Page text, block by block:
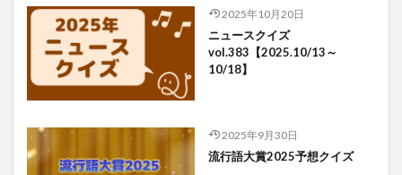
2025年10月20日
ニュースクイズ
vol.383【2025.10/13～
10/18】
2025年9月30日
流行語大賞2025予想クイズ